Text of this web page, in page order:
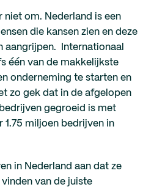
niet om. Nederland is een
die kansen zien en deze
aangrijpen. Internationaal
één van de makkelijkste
onderneming te starten en
zo gek dat in de afgelopen
gegroeid is met
1.75 miljoen bedrijven in
in Nederland aan dat ze
van de juiste